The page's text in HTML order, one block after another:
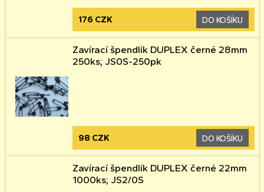
176 CZK DO KOŠÍKU
Zavírací špendlík DUPLEX černé 28mm
250ks; JS0S-250pk
98 CZK DO KOŠÍKU
Zavírací špendlík DUPLEX černé 22mm
1000ks; JS2/0S